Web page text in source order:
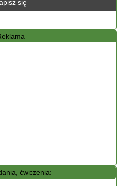
ćwiczenia: